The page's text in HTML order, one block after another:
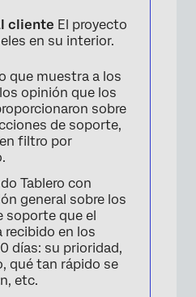
cliente El proyecto
en su interior.
que muestra a los
opinión que los
sobre
de soporte,
filtro por
Tablero con
general sobre los
soporte que el
recibido en los
días: su prioridad,
qué tan rápido se
etc.